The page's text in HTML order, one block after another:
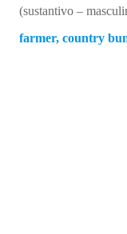
(sustantivo –
farmer, country